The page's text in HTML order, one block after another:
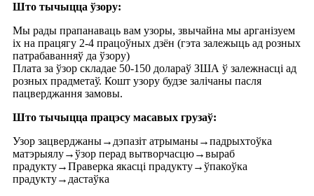
Што тычыцца ўзору:
Мы рады прапанаваць вам узоры, звычайна мы арганізуем
іх на працягу 2-4 працоўных дзён (гэта залежыць ад розных
патрабаванняў да ўзору)
Плата за ўзор складае 50-150 долараў ЗША ў залежнасці ад
розных прадметаў. Кошт узору будзе залічаны пасля
пацверджання замовы.
Што тычыцца працэсу масавых грузаў:
Узор зацверджаны→дэпазіт атрыманы→падрыхтоўка
матэрыялу→ўзор перад вытворчасцю→выраб
прадукту→Праверка якасці прадукту→ўпакоўка
прадукту→дастаўка